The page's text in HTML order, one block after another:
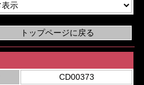
CD00373